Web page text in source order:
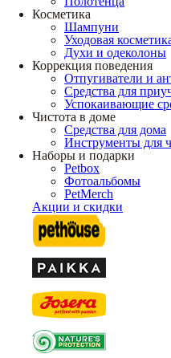
Косметика
Шампуни
Уходовая
Духи и одеколоны
Коррекция поведения
Отпугиватели и
Средства для
Успокаивающие
Чистота в доме
Средства для дома
Инструменты для
Наборы и подарки
Petbox
Фотоальбомы
PetMerch
Акции и скидки